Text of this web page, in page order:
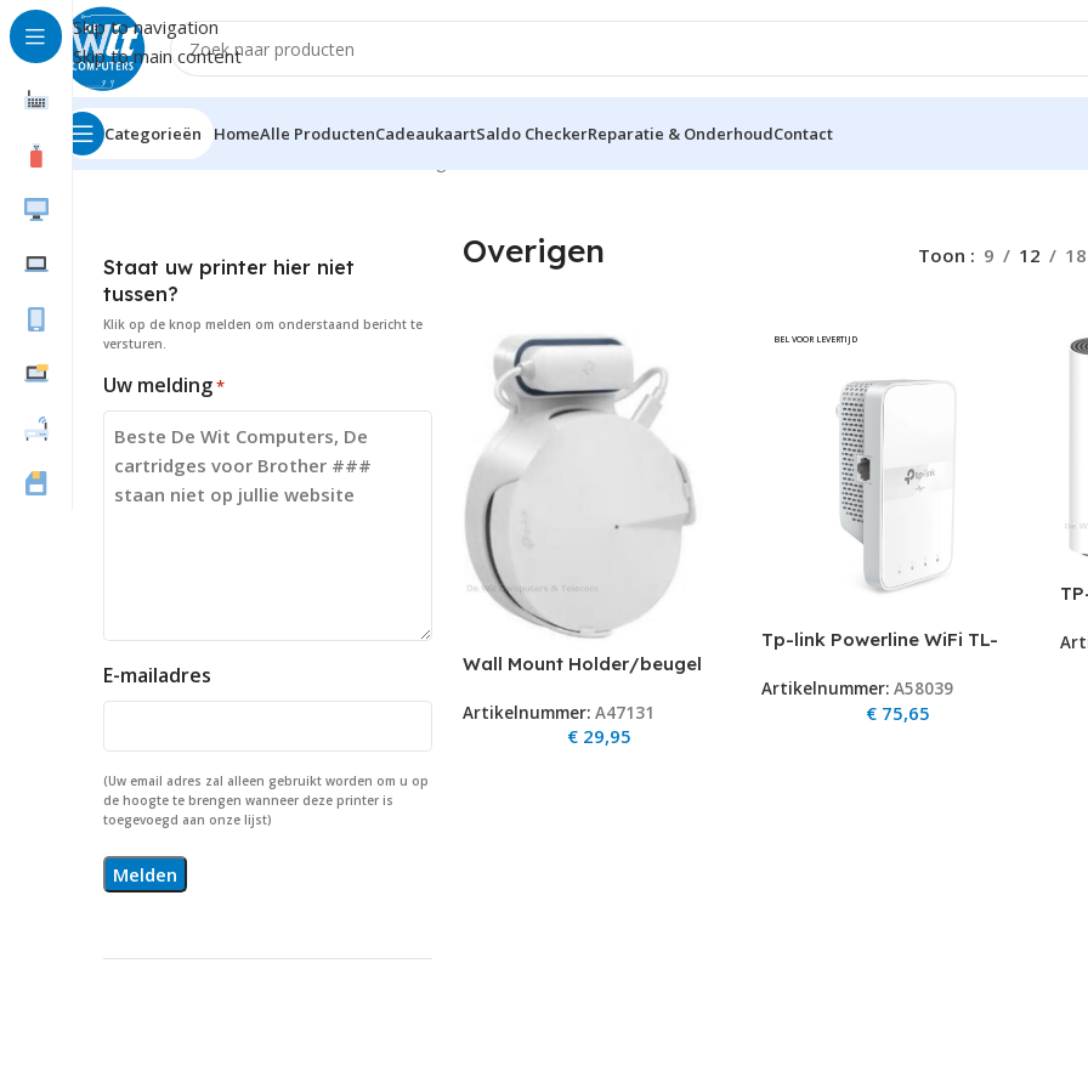
Skip to navigation
Skip to main content
Categorieën HomeAlle ProductenCadeaukaartSaldo CheckerReparatie & OnderhoudContact
Home Hardware
Staat uw printer hier niet
tussen?
Klik op de knop melden om onderstaand bericht te
versturen.
Uw melding*
E-mailadres
(Uw email adres zal alleen gebruikt worden om u op
de hoogte te brengen wanneer deze printer is
toegevoegd aan onze lijst)
Overigen Toon 9 12 18
Wall Mount Holder/beugel
handige stopcontract
bevestiging
Artikelnummer: A47131
€ 29,95
BEL VOOR LEVERTIJD
Tp-link Powerline WiFi TL-
Artikelnummer: A58039
€ 75,65